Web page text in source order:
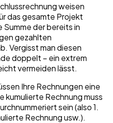
weisen
das gesamte Projekt
Summe der bereits in
gezahlten
Vergisst man diesen
doppelt – ein extrem
vermeiden lässt.
Ihre Rechnungen eine
kumulierte Rechnung muss
sein (also 1.
Rechnung usw.).